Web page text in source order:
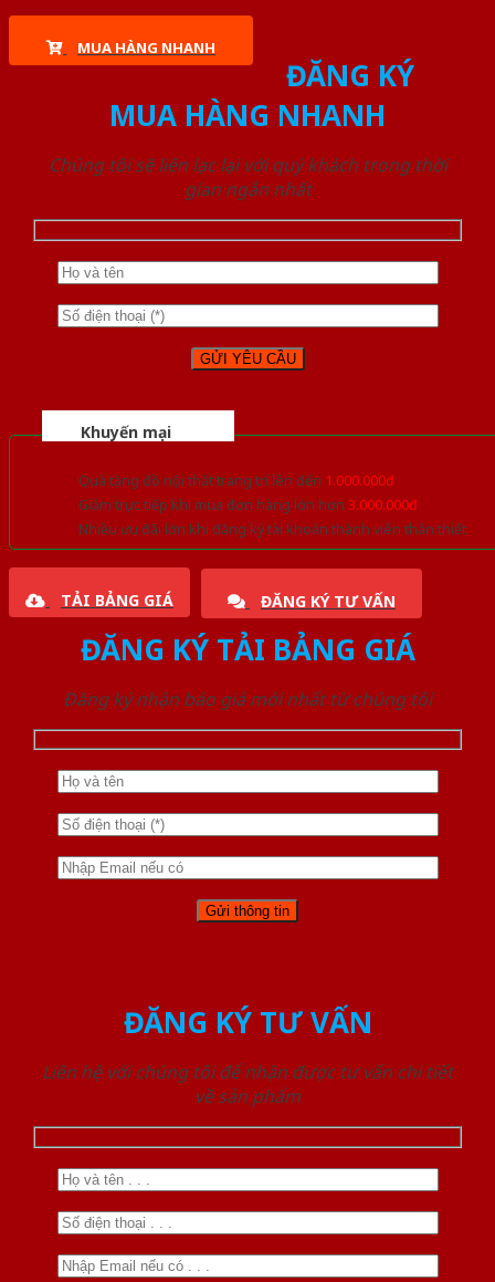
MUA HÀNG NHANH
ĐĂNG KÝ
MUA HÀNG NHANH
Chúng tôi sẽ liên lạc lại với quý khách trong thời
gian ngắn nhất
Khuyến mại
Quà tặng đồ nội thất trang trí lên đến 1.000.000đ
Giảm trực tiếp khi mua đơn hàng lớn hơn 3.000.000đ
Nhiều ưu đãi lớn khi đăng ký tài khoản thành viên thân thiết
TẢI BẢNG GIÁ ĐĂNG KÝ TƯ VẤN
ĐĂNG KÝ TẢI BẢNG GIÁ
Đăng ký nhận báo giá mới nhất từ chúng tôi
ĐĂNG KÝ TƯ VẤN
Liên hệ với chúng tôi để nhận được tư vấn chi tiết
về sản phẩm